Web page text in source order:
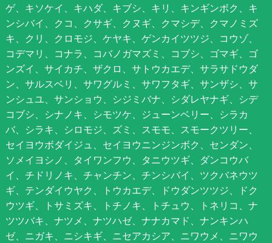
ゲ、キソケイ、キハダ、キブシ、キリ、キンギンボク、キ
ンシバイ、クコ、クサギ、クヌギ、クマシデ、クマノミズ
キ、クリ、クロモジ、ケヤキ、ゲンカイツツジ、コウゾ、
コデマリ、コナラ、コバノガマズミ、コブシ、ゴマギ、ゴ
ンズイ、サイカチ、ザクロ、サトウカエデ、サラサドウダ
ン、サルスベリ、サワグルミ、サワフタギ、サンザシ、サ
ンシュユ、サンショウ、シジミバナ、シダレヤナギ、シデ
コブシ、シナノキ、シモツケ、ジューンベリー、シラカ
バ、シラキ、シロモジ、ズミ、スモモ、スモークツリー、
セイヨウボダイジュ、セイヨウニンジンボク、センダン、
ソメイヨシノ、タイワンフウ、タニウツギ、ダンコウバ
イ、チドリノキ、チャンチン、チンシバイ、ツクバネウツ
ギ、テンダイウヤク、トウカエデ、ドウダンツツジ、ドク
ウツギ、トサミズキ、トチノキ、トチュウ、トネリコ、ナ
ツツバキ、ナツメ、ナツハゼ、ナナカマド、ナンキンハ
ゼ、ニガキ、ニシキギ、ニセアカシア、ニワウメ、ニワウ